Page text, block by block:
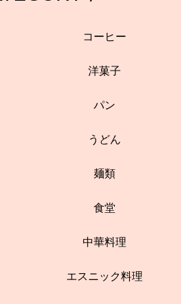
コーヒー
洋菓子
パン
うどん
麺類
食堂
中華料理
エスニック料理